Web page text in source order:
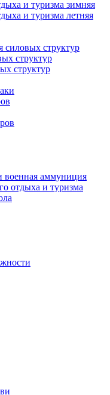
и туризма зимняя
и туризма летняя
силовых структур
структур
структур
военная аммуниция
отдыха и туризма